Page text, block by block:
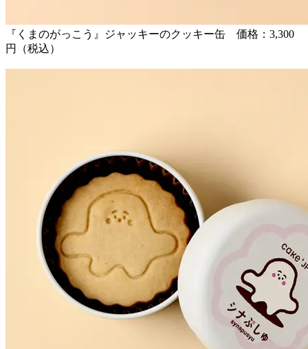
『くまのがっこう』ジャッキーのクッキー缶 価格：3,300
円（税込）